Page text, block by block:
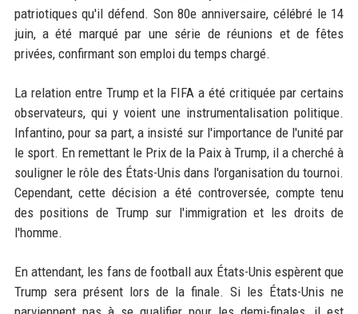
patriotiques qu'il défend. Son 80e anniversaire, célébré le 14
juin, a été marqué par une série de réunions et de fêtes
privées, confirmant son emploi du temps chargé.
La relation entre Trump et la FIFA a été critiquée par certains
observateurs, qui y voient une instrumentalisation politique.
Infantino, pour sa part, a insisté sur l'importance de l'unité par
le sport. En remettant le Prix de la Paix à Trump, il a cherché à
souligner le rôle des États-Unis dans l'organisation du tournoi.
Cependant, cette décision a été controversée, compte tenu
des positions de Trump sur l'immigration et les droits de
l'homme.
En attendant, les fans de football aux États-Unis espèrent que
Trump sera présent lors de la finale. Si les États-Unis ne